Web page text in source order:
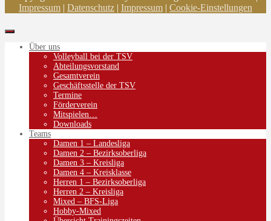
Impressum | Datenschutz | Impressum | Cookie-Einstellungen
Über uns
Volleyball bei der TSV
Abteilungsvorstand
Gesamtverein
Geschäftsstelle der TSV
Termine
Förderverein
Mitspielen…
Downloads
Teams
Damen 1 – Landesliga
Damen 2 – Bezirksoberliga
Damen 3 – Kreisliga
Damen 4 – Kreisklasse
Herren 1 – Bezirksoberliga
Herren 2 – Kreisliga
Mixed – BFS-Liga
Hobby-Mixed